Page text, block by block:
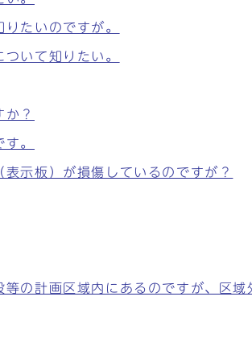
たいのですが。
いて知りたい。
？
。
示板）が損傷しているのですが？
の計画区域内にあるのですが、区